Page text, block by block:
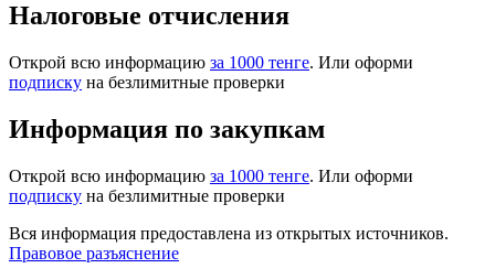
Налоговые отчисления
Открой всю информацию за 1000 тенге. Или оформи
подписку на безлимитные проверки
Информация по закупкам
Открой всю информацию за 1000 тенге. Или оформи
подписку на безлимитные проверки
Вся информация предоставлена из открытых источников.
Правовое разъяснение